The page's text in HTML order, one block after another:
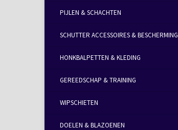
PIJLEN & SCHACHTEN
SCHUTTER ACCESSOIRES & BESCHERMING
HONKBALPETTEN & KLEDING
GEREEDSCHAP & TRAINING
WIPSCHIETEN
DOELEN & BLAZOENEN